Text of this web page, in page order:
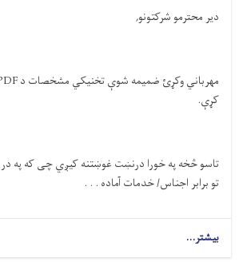
دیر محترمو شرکتونو,
مهرباني وکړئ ضمیمه شوې تخنيکي مشخصات د
کړې.
تاسو څخه په خورا درنښتغوښتنه کیږي چی که په
تو برابر اجناس/ خدمات آماده . . .
بیشتر...